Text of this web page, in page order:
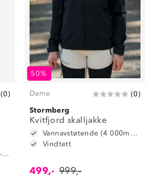
(0)
Justerbar lengde 115cm-135cm
50%
Dame (0)
Stormberg
Kvitfjord skalljakke
Vannavstøtende (4 000mm vannsøyle)
Vindtett
499,- 999,-